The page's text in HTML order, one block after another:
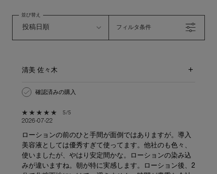
並び替え
フィルタ条件
清美 佐々木
確認済みの購入
5星中5。 5/5
2026-07-22
ローションの前のひと手間が面倒ではありますが。導入
美容液としては優秀すぎて使ってます。他社のも色々、
使いましたが、やはり安定間かな。ローションの染み込
みが違いますね。朝が特に実感します。ローション後、2